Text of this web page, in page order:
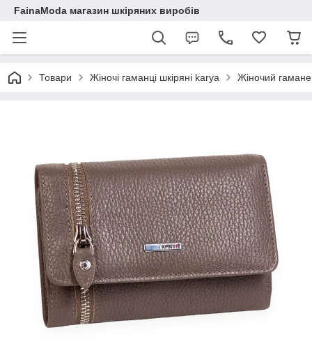
FainaModa магазин шкіряних виробів
Товари Жіночі гаманці шкіряні karya Жіночий